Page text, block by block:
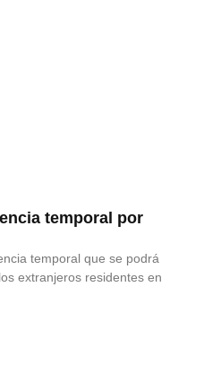
temporal por
temporal que se podrá
extranjeros residentes en